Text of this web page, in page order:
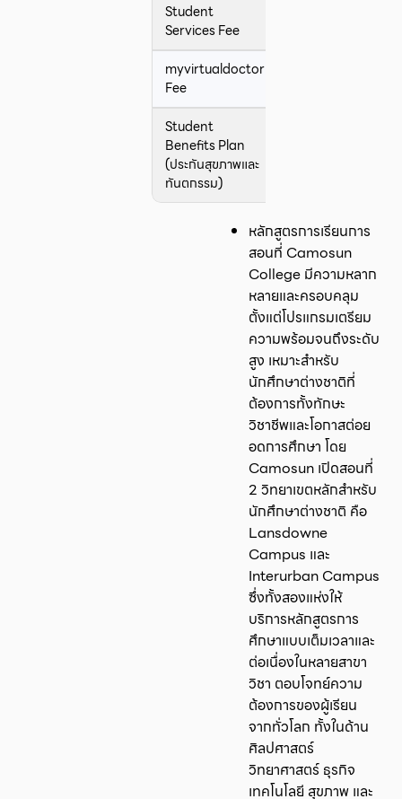
Student
Services Fee
myvirtualdoctor
Fee
Student
Benefits Plan
(ประกันสุขภาพและ
ทันตกรรม)
หลักสูตรการเรียนการ
สอนที่ Camosun
College มีความหลาก
หลายและครอบคลุม
ตั้งแต่โปรแกรมเตรียม
ความพร้อมจนถึงระดับ
สูง เหมาะสำหรับ
นักศึกษาต่างชาติที่
ต้องการทั้งทักษะ
วิชาชีพและโอกาสต่อย
อดการศึกษา โดย
Camosun เปิดสอนที่
2 วิทยาเขตหลักสำหรับ
นักศึกษาต่างชาติ คือ
Lansdowne
Campus และ
Interurban Campus
ซึ่งทั้งสองแห่งให้
บริการหลักสูตรการ
ศึกษาแบบเต็มเวลาและ
ต่อเนื่องในหลายสาขา
วิชา ตอบโจทย์ความ
ต้องการของผู้เรียน
จากทั่วโลก ทั้งในด้าน
ศิลปศาสตร์
วิทยาศาสตร์ ธุรกิจ
เทคโนโลยี สุขภาพ และ